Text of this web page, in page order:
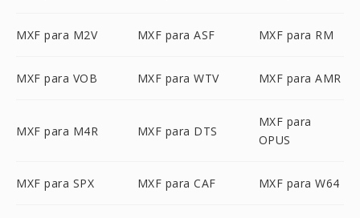
MXF para M2V MXF para ASF MXF para RM
MXF para VOB MXF para WTV MXF para AMR
MXF para M4R MXF para DTS
MXF para
OPUS
MXF para SPX MXF para CAF MXF para W64